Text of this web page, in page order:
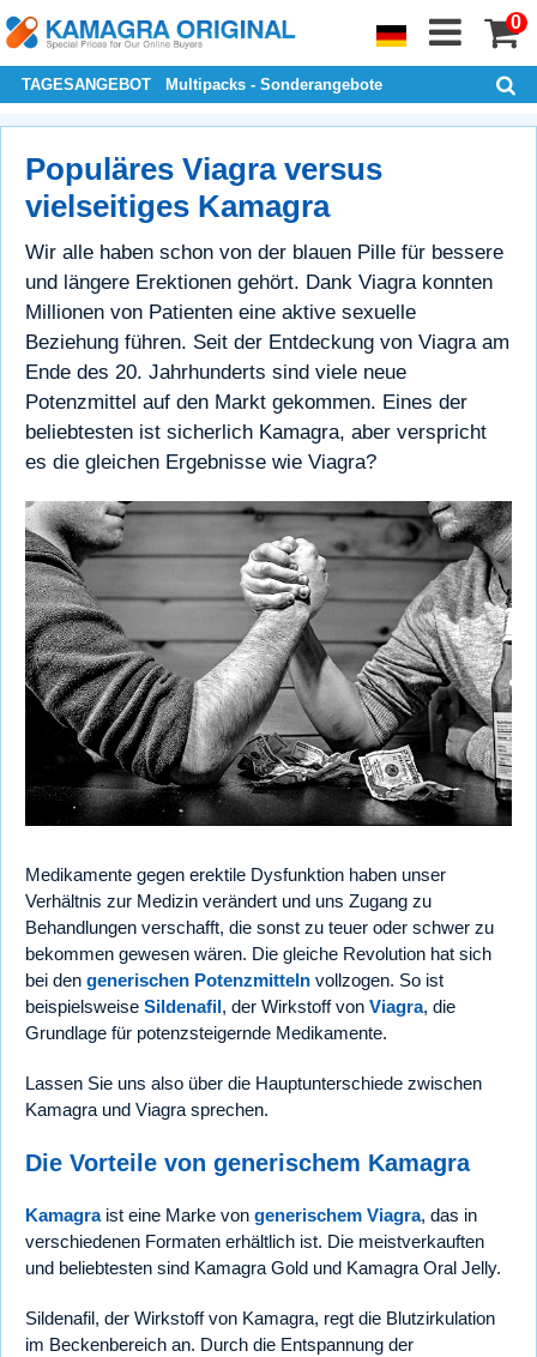
0
TAGESANGEBOT Multipacks - Sonderangebote
Populäres Viagra versus
vielseitiges Kamagra
Wir alle haben schon von der blauen Pille für bessere
und längere Erektionen gehört. Dank Viagra konnten
Millionen von Patienten eine aktive sexuelle
Beziehung führen. Seit der Entdeckung von Viagra am
Ende des 20. Jahrhunderts sind viele neue
Potenzmittel auf den Markt gekommen. Eines der
beliebtesten ist sicherlich Kamagra, aber verspricht
es die gleichen Ergebnisse wie Viagra?
Medikamente gegen erektile Dysfunktion haben unser
Verhältnis zur Medizin verändert und uns Zugang zu
Behandlungen verschafft, die sonst zu teuer oder schwer zu
bekommen gewesen wären. Die gleiche Revolution hat sich
bei den generischen Potenzmitteln vollzogen. So ist
beispielsweise Sildenafil, der Wirkstoff von Viagra, die
Grundlage für potenzsteigernde Medikamente.
Lassen Sie uns also über die Hauptunterschiede zwischen
Kamagra und Viagra sprechen.
Die Vorteile von generischem Kamagra
Kamagraist eine Marke von generischem Viagra, das in
verschiedenen Formaten erhältlich ist. Die meistverkauften
und beliebtesten sind Kamagra Gold und Kamagra Oral Jelly.
Sildenafil, der Wirkstoff von Kamagra, regt die Blutzirkulation
im Beckenbereich an. Durch die Entspannung der